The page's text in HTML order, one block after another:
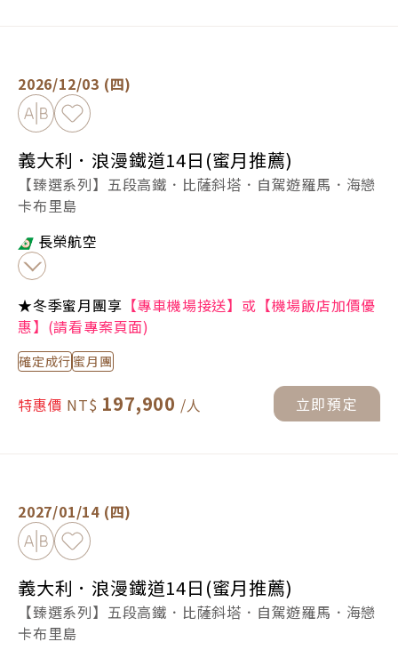
2026/12/03 (四)
加入比較加入最愛
義大利．浪漫鐵道14日(蜜月推薦)
【臻選系列】五段高鐵．比薩斜塔．自駕遊羅馬．海戀
卡布里島
長榮航空
★冬季蜜月團享 【專車機場接送】或【機場飯店加價優
惠】(請看專案頁面)
確定成行蜜月團
特惠價 197,900 立即預定
2027/01/14 (四)
加入比較加入最愛
義大利．浪漫鐵道14日(蜜月推薦)
【臻選系列】五段高鐵．比薩斜塔．自駕遊羅馬．海戀
卡布里島